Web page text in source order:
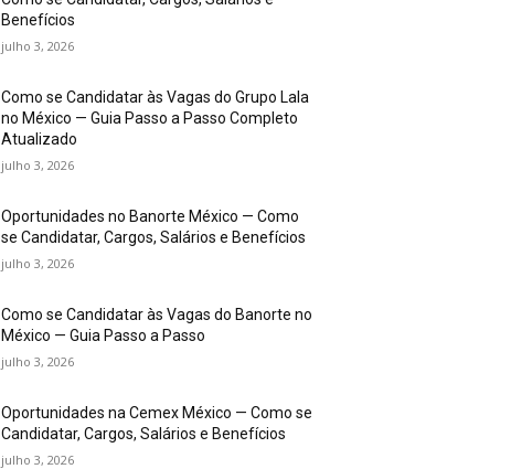
Benefícios
julho 3, 2026
Como se Candidatar às Vagas do Grupo Lala
no México — Guia Passo a Passo Completo
Atualizado
julho 3, 2026
Oportunidades no Banorte México — Como
se Candidatar, Cargos, Salários e Benefícios
julho 3, 2026
Como se Candidatar às Vagas do Banorte no
México — Guia Passo a Passo
julho 3, 2026
Oportunidades na Cemex México — Como se
Candidatar, Cargos, Salários e Benefícios
julho 3, 2026